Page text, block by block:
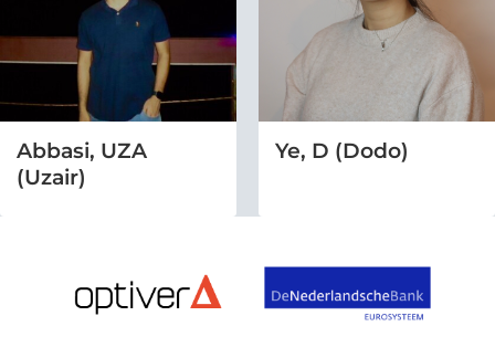
Abbasi, UZA
(Uzair)
Ye, D (Dodo)